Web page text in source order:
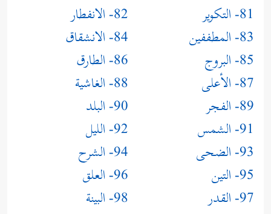
81- التكوير
82- الانفطار
83- المطففين
84- الانشقاق
85- البروج
86- الطارق
87- الأعلى
88- الغاشية
89- الفجر
90- البلد
91- الشمس
92- الليل
93- الضحى
94- الشرح
95- التين
96- العلق
97- القدر
98- البينة